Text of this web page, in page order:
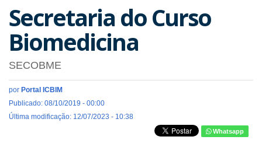
Secretaria do Curso
Biomedicina
SECOBME
por Portal ICBIM
Publicado: 08/10/2019 - 00:00
Última modificação: 12/07/2023 - 10:38
Whatsapp